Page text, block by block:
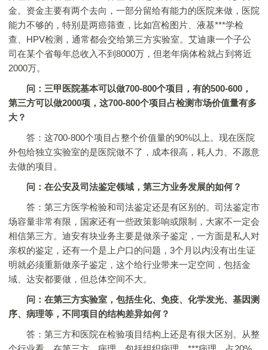
金。资金主要有两个去向，一部分留给有能力的医院来做，医院
能力不够的，特别是两癌筛查，比如宫检图片、液基***学检
查、HPV检测，通常都会交给第三方实验室。艾迪康一个子公
司在某个省每年总收入不到8000万，但老年病体检就占到将近
2000万。
问：三甲医院基本可以做700-800个项目，有的500-600，
第三方可以做2000项，这700-800个项目占检测市场价值量有多
大？
答：这700-800个项目占整个价值量的90%以上。现在医院
外包给独立实验室的是医院做不了，成本很高，耗人力、不愿意
去做的项目。
问：在公安及司法鉴定领域，第三方业务发展的如何？
答：第三方医学检验和司法鉴定还是有区别的。司法鉴定市
场容量非常有限，国家还有一些政策影响或限制，大家不一定会
相信第三方。迪安有块业务主要是做亲子鉴定，一方面是私人对
亲权的鉴定，还有一个是上户口的问题，3个月以内没有出生证
明就必须重新做亲子鉴定，这个给行业带来一定空间，包括金
域、达安都要做，但总体空间不大。
问：在第三方实验室，包括生化、免疫、化学发光、基因测
序、病理等，不同项目的结构差异如何？
答：第三方和医院在检验项目结构上还是有很大区别。从整